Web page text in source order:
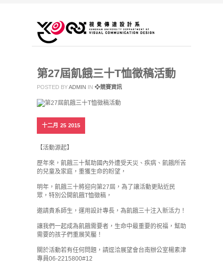
第27屆飢餓三十T恤徵稿活動
POSTED BYADMIN IN ❖競賽資訊
十二月 25 2015
【活動源起】
歷年來，飢餓三十幫助國內外遭受天災、疾病、飢餓所苦
的兒童及家庭，重獲生命的盼望，
明年，飢餓三十將迎向第27屆，為了讓活動更貼近民
眾，特別公開飢餓T恤徵稿，
邀請貴系師生，運用設計專長，為飢餓三十注入新活力！
讓我們一起成為飢餓需要者，生命中最重要的祝福，幫助
需要的孩子們重展笑靨！
關於活動若有任何問題，請逕洽展望會台南辦公室楊素津
專員06-2215800#12